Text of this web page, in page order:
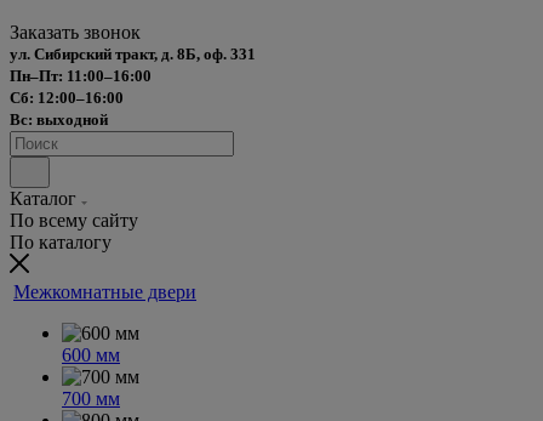
Заказать звонок
ул. Сибирский тракт, д. 8Б, оф. 331
Пн–Пт: 11:00–16:00
Сб: 12:00–16:00
Вс: выходной
Каталог
По всему сайту
По каталогу
Межкомнатные двери
600 мм
700 мм